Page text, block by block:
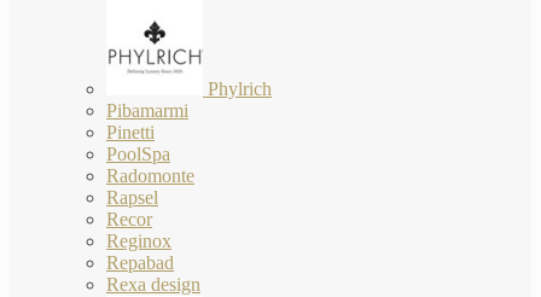
Phylrich
Pibamarmi
Pinetti
PoolSpa
Radomonte
Rapsel
Recor
Reginox
Repabad
Rexa design